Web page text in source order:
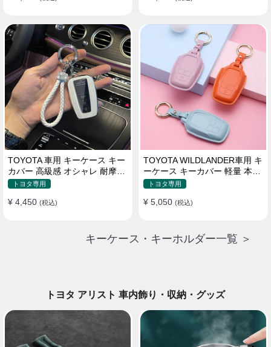
TOYOTA 車用 キーケース キー
カバー 高級感 オシャレ 耐摩耗
耐久性 高品質レザー 傷 汚れ防
トヨタ専用
¥ 4,450 (税込)
TOYOTA WILDLANDER車用 キ
ーケース キーカバー 軽量 本革
かわいい 耐摩耗 耐久性
トヨタ専用
¥ 5,050 (税込)
キーケース・キーホルダー一覧 ＞
トヨタ アリスト 車内飾り・収納・グッズ